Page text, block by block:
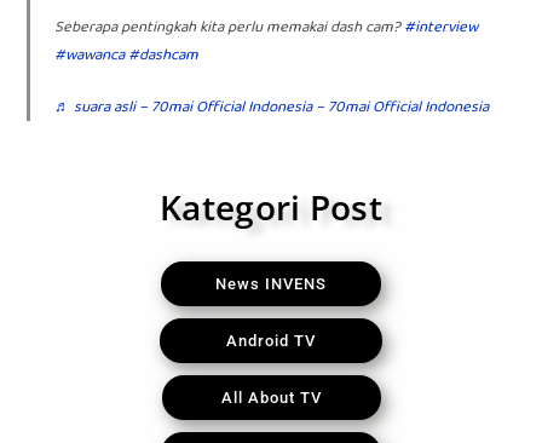
Seberapa pentingkah kita perlu memakai dash cam?#interview
#wawanca#dashcam
♬ suara asli – 70mai Official Indonesia – 70mai Official Indonesia
Kategori Post
News INVENS
Android TV
All About TV